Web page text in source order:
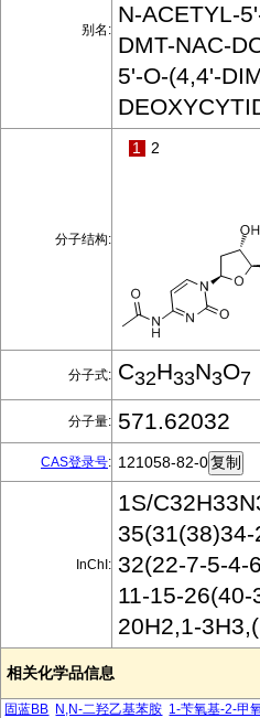
别名:
N-ACETYL-
DMT-NAC-
5'-O-(4,4'-
分子结构:
1 2
分子式: C32H33N3O7
分子量: 571.62032
CAS登录号: 121058-82-0
InChI:
1S/
32(22-7-5-4-
11-15-
20H2,1-
相关化学品信息
固蓝BB N,N-二羟乙基苯胺 1-苄氧基-2-甲